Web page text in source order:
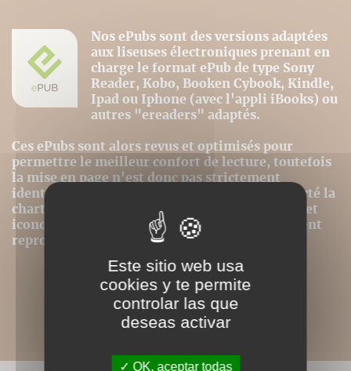
Nos ePubs sont des versions adaptées
aux liseuses électroniques prenant en
charge le format ePub de type Sony
Reader, Kobo, Booken Cybook, Kindle,
Ipad ou Iphone (avec l'appli iBooks) ou
autres "ereaders" adaptés.
Ces ePubs sont alors revus et optimisés pour
permettre le meilleur confort de lecture, toutefois
la mise en page n'est donc pas strictement
identique même si nous avons au mieux respecté la
charte graphique initiale. Les contenus textes et
iconographiques sont, par contre, intégralement
reproduits dans ce format.
Este sitio web usa
cookies y te permite
controlar las que
deseas activar
OK, aceptar todas